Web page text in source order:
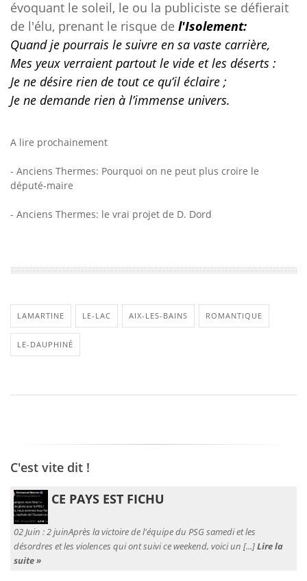
évoquant le soleil, le ou la publiciste se défierait
de l'élu, prenant le risque de l'Isolement:
Quand je pourrais le suivre en sa vaste carrière,
Mes yeux verraient partout le vide et les déserts :
Je ne désire rien de tout ce qu’il éclaire ;
Je ne demande rien à l’immense univers.
A lire prochainement
- Anciens Thermes: Pourquoi on ne peut plus croire le
député-maire
- Anciens Thermes: le vrai projet de D. Dord
LAMARTINE LE-LAC AIX-LES-BAINS ROMANTIQUE
LE-DAUPHINÉ
C'est vite dit !
CE PAYS EST FICHU
02 Juin :2 juinAprès la victoire de l'équipe du PSG samedi et les
désordres et les violences qui ont suivi ce weekend, voici un [...]Lire la
suite »